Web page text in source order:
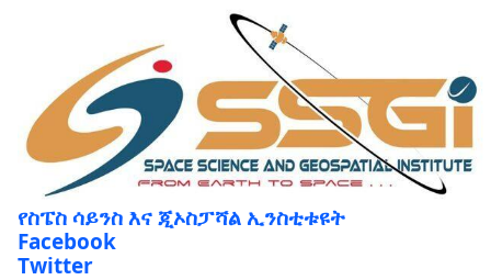
የስፔስ ሳይንስ እና ጂኦስፓሻል ኢንስቲቱዩት
Facebook
Twitter
Youtube